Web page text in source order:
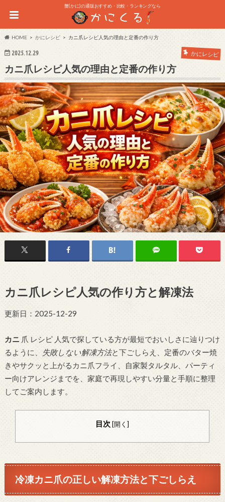
蟹(かに)の通販おすすめ・比較・ランキングなら
HOME かにレシピ カニ爪レシピ人気の理由と定番の作り方
2025.12.29 かにレシピ
カニ爪レシピ人気の理由と定番の作り方
カニ爪レシピ人気の作り方と解凍法
更新日：2025-12-29
カニ 爪 レシピ 人気で探している方が最短でおいしさに辿りつけ
るように、
失敗しない解凍方法と下ごしらえ、定番のバター焼
きやサクッと上がるカニ爪フライ、自家製タルタル、パーティ
ー向けアレンジまでを、家庭で再現しやすい分量と手順に整理
してご案内します。
目次 [開く]
冷凍カニ爪の正しい解凍方法と下ごしらえ